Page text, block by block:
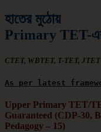
হাতের মুঠোয়
Primary TET-
СТЕТ, WBTET, T-TET, JTET
As per latest
Upper Primary TET/
Guaranteed (CDP-30,
Pedagogy – 15)